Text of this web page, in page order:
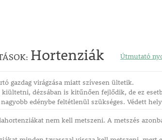
egyre
látványt
visz a
Hortenziák Útmutató
gazdag virágzása miatt szívesen ültetik.
kiültetni, dézsában is kitűnően fejlődik, de ez
edénybe feltétlenül szükséges. Védett
nem kell metszeni. A metszés